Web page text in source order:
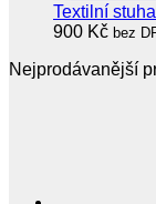
Textilní
900 Kč bez
Nejprodávanější